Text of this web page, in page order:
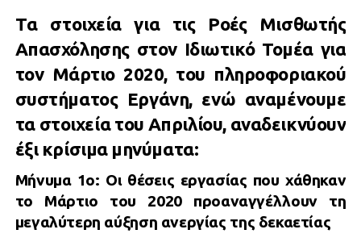
Tα στοιχεία για τις Ροές Μισθωτής
Απασχόλησης στον Ιδιωτικό Τομέα για
τον Μάρτιο 2020, του πληροφοριακού
συστήματος Εργάνη, ενώ αναμένουμε
τα στοιχεία του Απριλίου, αναδεικνύουν
έξι κρίσιμα μηνύματα:
Μήνυμα 1ο: Οι θέσεις εργασίας που χάθηκαν
το Μάρτιο του 2020 προαναγγέλλουν τη
μεγαλύτερη αύξηση ανεργίας της δεκαετίας